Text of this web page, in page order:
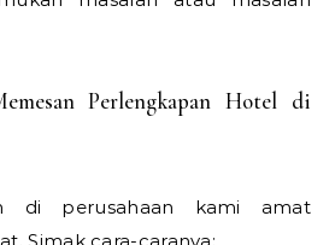
Perlengkapan Hotel di
di perusahaan kami amat